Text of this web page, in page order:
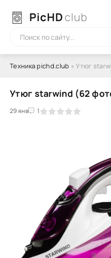
PicHDclub
Техника pichd.club » Утюг
Утюг starwind (62
29 янв 1
3 4 5